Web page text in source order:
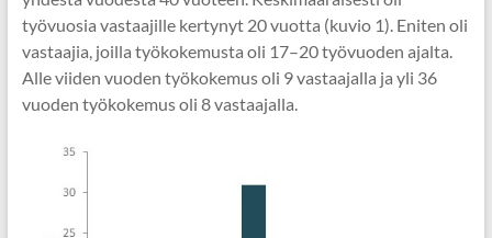
työvuosia vastaajille kertynyt 20 vuotta (kuvio 1). Eniten oli
vastaajia, joilla työkokemusta oli 17–20 työvuoden ajalta.
Alle viiden vuoden työkokemus oli 9 vastaajalla ja yli 36
vuoden työkokemus oli 8 vastaajalla.